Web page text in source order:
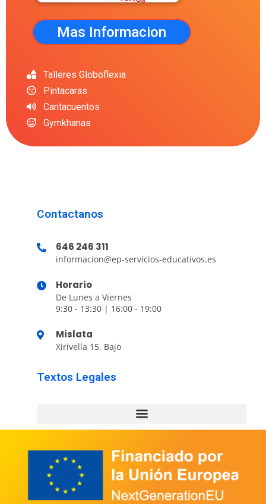
Mas Informacion
Talleres Globoflexia
Pintacaras
Cantacuentos
Gymkhanas
Contactanos
646 246 311
informacion@ep-servicios-educativos.es
Horario
De Lunes a Viernes
9:30 - 13:30 | 16:00 - 19:00
Mislata
Xirivella 15, Bajo
Textos Legales